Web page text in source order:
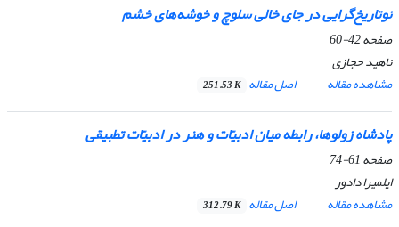
نوتاریخ‌گرایی درجای خالی سلوچ و خوشه‌های خشم
صفحه42-60
ناهید حجازی
مشاهده مقاله
اصل مقاله 251.53 K
پادشاه زولوها، رابطه میان ادبیّات و هنر در ادبیّات تطبیقی
صفحه61-74
ایلمیرا دادور
مشاهده مقاله
اصل مقاله 312.79 K